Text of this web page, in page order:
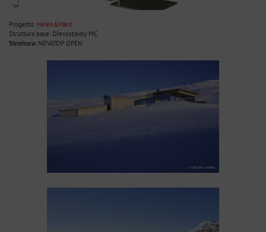
Progetto: Helen&Hard
Struttura base: Dřevostavby MC
Struttura: NOVATOP OPEN